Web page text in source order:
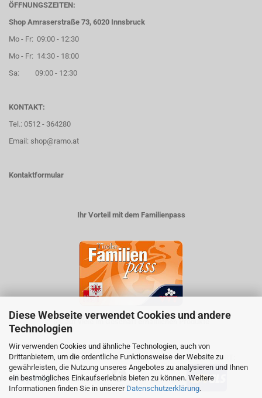
Diese Webseite verwendet Cookies und andere
Technologien
Wir verwenden Cookies und ähnliche Technologien, auch von
Drittanbietern, um die ordentliche Funktionsweise der Website zu
gewährleisten, die Nutzung unseres Angebotes zu analysieren und Ihnen
ein bestmögliches Einkaufserlebnis bieten zu können. Weitere
Informationen finden Sie in unserer Datenschutzerklärung.
ÖFFNUNGSZEITEN:
Shop Amraserstraße 73, 6020 Innsbruck
Mo - Fr: 09:00 - 12:30
Mo - Fr: 14:30 - 18:00
Sa: 09:00 - 12:30
KONTAKT:
Tel.: 0512 - 364280
Email: shop@ramo.at
Kontaktformular
Ihr Vorteil mit dem Familienpass
5% auf viele im Geschäft erhältlichen Produkte
ZAHLUNGSARTEN VERSANDART: